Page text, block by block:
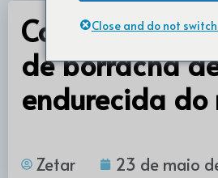
Como libertar
de borracha
endurecida do
Zetar 23 de maio
Close and do not